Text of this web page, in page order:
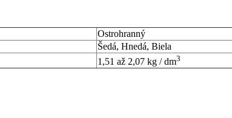
Ostrohranný
Šedá, Hnedá, Biela
1,51 až 2,07 kg / dm3